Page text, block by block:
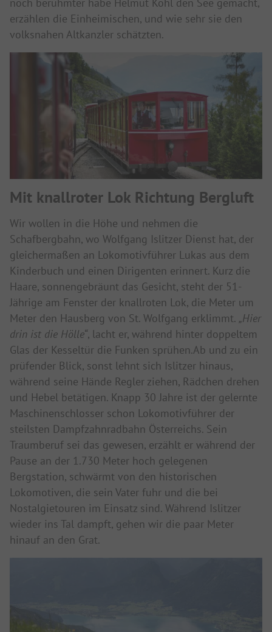
erzählen die Einheimischen, und wie sehr sie den
volksnahen Altkanzler schätzten.
Mit knallroter Lok Richtung Bergluft
Wir wollen in die Höhe und nehmen die
Schafbergbahn, wo Wolfgang Islitzer Dienst hat, der
gleichermaßen an Lokomotivführer Lukas aus dem
Kinderbuch und einen Dirigenten erinnert. Kurz die
Haare, sonnengebräunt das Gesicht, steht der 51-
Jährige am Fenster der knallroten Lok, die Meter um
Meter den Hausberg von St. Wolfgang erklimmt. „Hier
drin ist die Hölle“, lacht er, während hinter doppeltem
Glas der Kesseltür die Funken sprühen.Ab und zu ein
prüfender Blick, sonst lehnt sich Islitzer hinaus,
während seine Hände Regler ziehen, Rädchen drehen
und Hebel betätigen. Knapp 30 Jahre ist der gelernte
Maschinenschlosser schon Lokomotivführer der
steilsten Dampfzahnradbahn Österreichs. Sein
Traumberuf sei das gewesen, erzählt er während der
Pause an der 1.730 Meter hoch gelegenen
Bergstation, schwärmt von den historischen
Lokomotiven, die sein Vater fuhr und die bei
Nostalgietouren im Einsatz sind. Während Islitzer
wieder ins Tal dampft, gehen wir die paar Meter
hinauf an den Grat.